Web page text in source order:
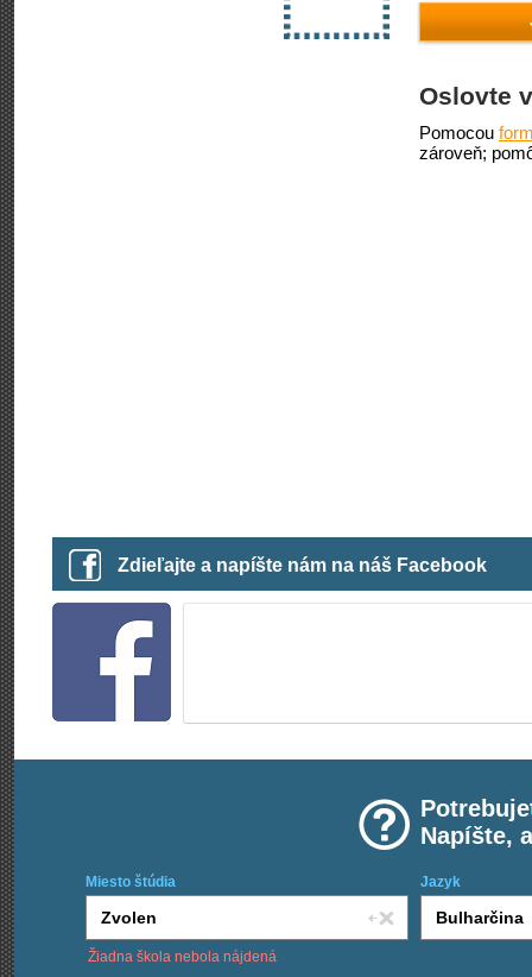
Oslovte
Pomocou
zároveň;
Zdieľajte a napíšte nám na náš Facebook
Napíšte,
Miesto štúdia Jazyk
Žiadna škola nebola nájdená